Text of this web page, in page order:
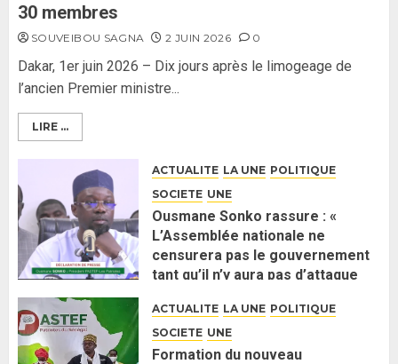
30 membres
SOUVEIBOU SAGNA 2 JUIN 2026 0
Dakar, 1er juin 2026 – Dix jours après le limogeage de
l’ancien Premier ministre...
LIRE ...
ACTUALITE LA UNE POLITIQUE
SOCIETE UNE
Ousmane Sonko rassure : «
L’Assemblée nationale ne
censurera pas le gouvernement
tant qu’il n’y aura pas d’attaque
2 JUIN 2026 0
ACTUALITE LA UNE POLITIQUE
SOCIETE UNE
Formation du nouveau